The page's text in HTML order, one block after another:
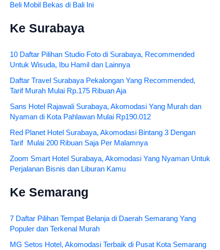
Beli Mobil Bekas di Bali Ini
Ke Surabaya
10 Daftar Pilihan Studio Foto di Surabaya, Recommended
Untuk Wisuda, Ibu Hamil dan Lainnya
Daftar Travel Surabaya Pekalongan Yang Recommended,
Tarif Murah Mulai Rp.175 Ribuan Aja
Sans Hotel Rajawali Surabaya, Akomodasi Yang Murah dan
Nyaman di Kota Pahlawan Mulai Rp190.012
Red Planet Hotel Surabaya, Akomodasi Bintang 3 Dengan
Tarif Mulai 200 Ribuan Saja Per Malamnya
Zoom Smart Hotel Surabaya, Akomodasi Yang Nyaman Untuk
Perjalanan Bisnis dan Liburan Kamu
Ke Semarang
7 Daftar Pilihan Tempat Belanja di Daerah Semarang Yang
Populer dan Terkenal Murah
MG Setos Hotel, Akomodasi Terbaik di Pusat Kota Semarang